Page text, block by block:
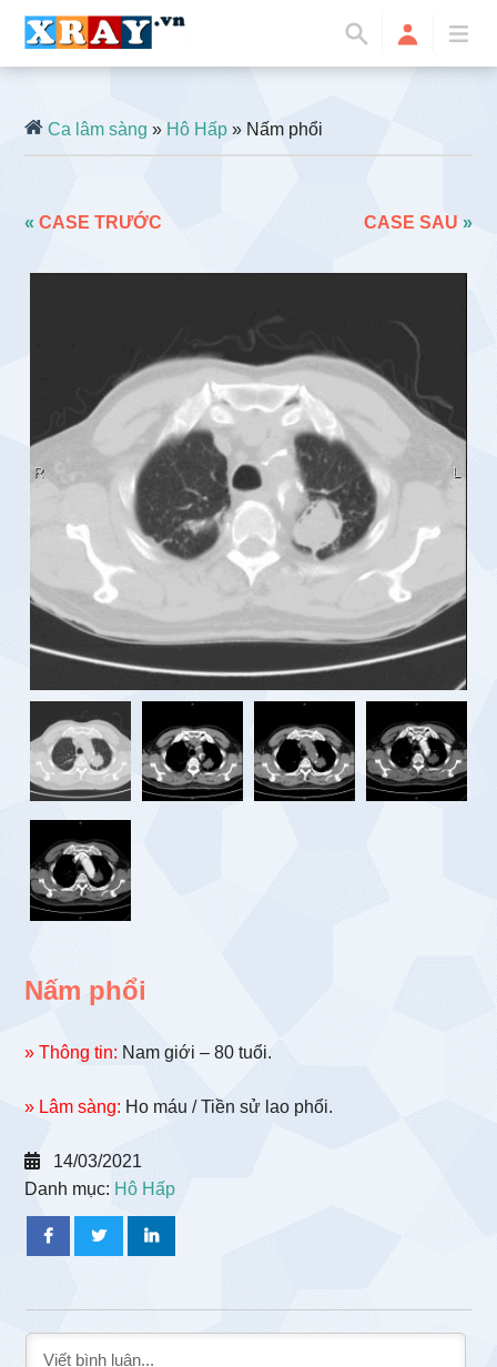
Ca lâm sàng » Hô Hấp » Nấm phổi
«CASE TRƯỚC CASE SAU »
Nấm phổi
» Thông tin: Nam giới – 80 tuổi.
» Lâm sàng: Ho máu / Tiền sử lao phổi.
14/03/2021
Danh mục: Hô Hấp